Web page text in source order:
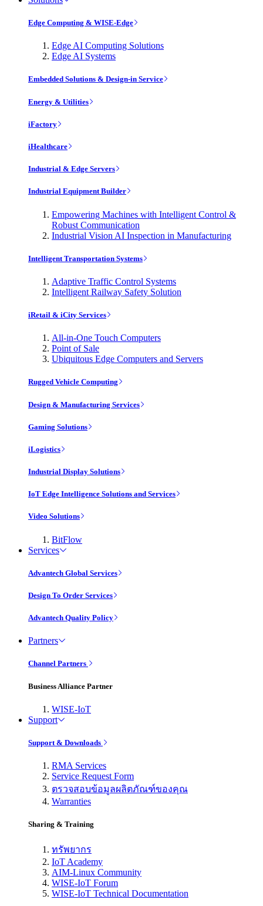
Edge Computing & WISE-Edge
Edge AI Computing Solutions
Edge AI Systems
Embedded Solutions & Design-in Service
Energy & Utilities
iFactory
iHealthcare
Industrial & Edge Servers
Industrial Equipment Builder
Empowering Machines with Intelligent Control &
Robust Communication
Industrial Vision AI Inspection in Manufacturing
Intelligent Transportation Systems
Adaptive Traffic Control Systems
Intelligent Railway Safety Solution
iRetail & iCity Services
All-in-One Touch Computers
Point of Sale
Ubiquitous Edge Computers and Servers
Rugged Vehicle Computing
Design & Manufacturing Services
Gaming Solutions
iLogistics
Industrial Display Solutions
IoT Edge Intelligence Solutions and Services
Video Solutions
BitFlow
Services
Advantech Global Services
Design To Order Services
Advantech Quality Policy
Partners
Channel Partners
Business Alliance Partner
WISE-IoT
Support
Support & Downloads
RMA Services
Service Request Form
ตรวจสอบข้อมูลผลิตภัณฑ์ของคุณ
Warranties
Sharing & Training
ทรัพยากร
IoT Academy
AIM-Linux Community
WISE-IoT Forum
WISE-IoT Technical Documentation